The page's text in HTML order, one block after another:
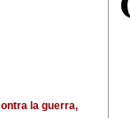
la guerra,